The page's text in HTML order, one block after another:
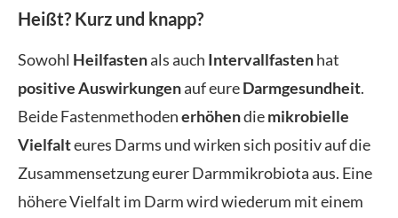
Heißt? Kurz und knapp?
Sowohl Heilfastenals auch Intervallfastenhat
positive Auswirkungenauf eureDarmgesundheit.
Beide Fastenmethodenerhöhendiemikrobielle
Vielfalteures Darms und wirken sich positiv auf die
Zusammensetzung eurer Darmmikrobiota aus. Eine
höhere Vielfalt im Darm wird wiederum mit einem